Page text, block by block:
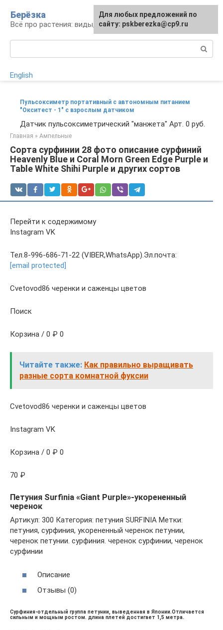
контенту
Берёзка
Всё про растения: виды, выращивание, уход
English
Пульсоксиметр портативный с автономным питанием
"Окситест - 1" с взрослым датчиком
Датчик пульсоксиметрический "манжета" Арт. 0 руб.
Главная » Ампельные
Сорта сурфинии 28 фото описание сурфиний
Heavenly Blue и Coral Morn Green Edge Purple и
Table White Shihi Purple и других сортов
Перейти к содержимому
Instagram VK
Тел.8-996-686-71-22 (VIBER,WhatsApp).Эл.почта:
[email protected]
Cvetovod86 черенки и саженцы цветов
Поиск
Корзина / 0 ₽ 0
Читайте также: Как правильно выращивать
разные сорта комнатной фуксии
Cvetovod86 черенки и саженцы цветов
Instagram VK
Корзина / 0 ₽ 0
70 ₽
Петуния Surfinia «Giant Purple»-укорененный
черенок
Артикул: 300 Категория: петуния SURFINIA Метки:
петуния, сурфиния, укорененный черенок петунии,
черенок петунии. сурфиния. черенок сурфинии, черенок
сурфинии
Описание
Отзывы (0)
Сурфиния-отдельный группа петунии, выведенная в Японии.Отличается
сильным и мощным ростом. длина плетей достигает 1,5 метра.
Для любых предложений по
сайту: pskberezka@cp9.ru